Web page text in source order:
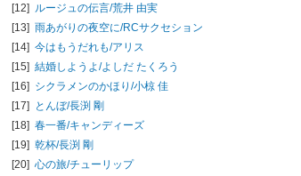
[12] ルージュの伝言/荒井 由実
[13] 雨あがりの夜空に/RCサクセション
[14] 今はもうだれも/アリス
[15] 結婚しようよ/よしだ たくろう
[16] シクラメンのかほり/小椋 佳
[17] とんぼ/長渕 剛
[18] 春一番/キャンディーズ
[19] 乾杯/長渕 剛
[20] 心の旅/チューリップ